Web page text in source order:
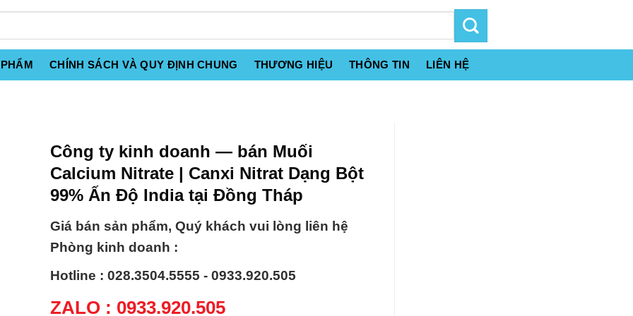
CHÍNH SÁCH VÀ QUY ĐỊNH CHUNG THƯƠNG HIỆU THÔNG TIN LIÊN HỆ
Công ty kinh doanh — bán Muối
Calcium Nitrate | Canxi Nitrat Dạng Bột
99% Ấn Độ India tại Đồng Tháp
Giá bán sản phẩm, Quý khách vui lòng liên hệ
Phòng kinh doanh :
Hotline : 028.3504.5555 - 0933.920.505
ZALO : 0933.920.505